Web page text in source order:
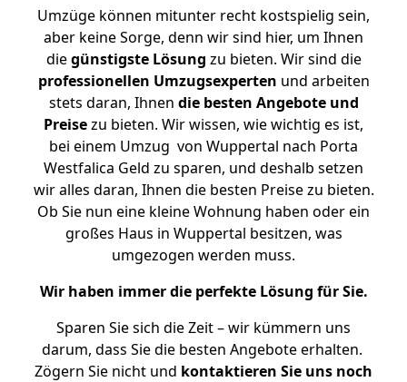
Umzüge können mitunter recht kostspielig sein,
aber keine Sorge, denn wir sind hier, um Ihnen
diegünstigste Lösung zu bieten. Wir sind die
professionellen Umzugsexperten und arbeiten
stets daran, Ihnen die besten Angebote und
Preisezu bieten. Wir wissen, wie wichtig es ist,
bei einem Umzug von Wuppertal nach Porta
Westfalica Geld zu sparen, und deshalb setzen
wir alles daran, Ihnen die besten Preise zu bieten.
Ob Sie nun eine kleine Wohnung haben oder ein
großes Haus in Wuppertal besitzen, was
umgezogen werden muss.
Wir haben immer die perfekte Lösung für Sie.
Sparen Sie sich die Zeit – wir kümmern uns
darum, dass Sie die besten Angebote erhalten.
Zögern Sie nicht und kontaktieren Sie uns noch